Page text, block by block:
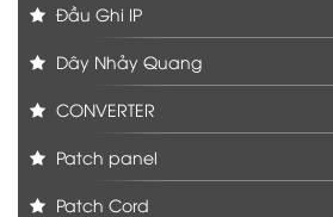
Đầu Ghi IP
Dây Nhảy Quang
CONVERTER
Patch panel
Patch Cord